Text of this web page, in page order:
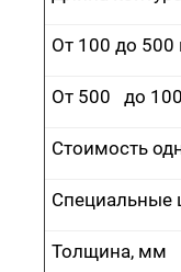
Толщина, мм